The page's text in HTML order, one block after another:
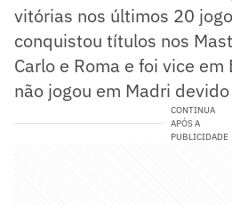
vitórias nos últimos 20
conquistou títulos nos
Carlo e Roma e foi vice em
não jogou em Madri
CONTINUA
APÓS A
PUBLICIDADE